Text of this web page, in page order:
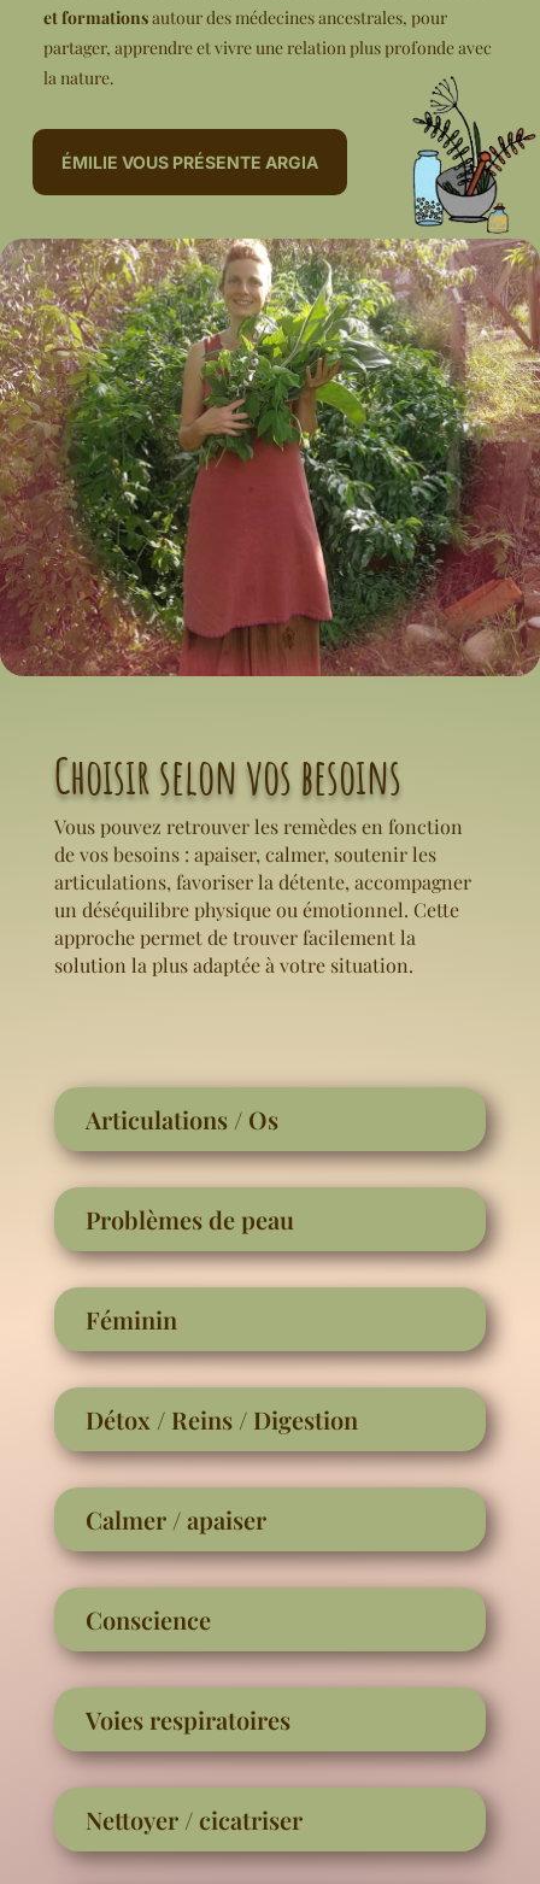
et formationsautour des médecines ancestrales, pour
partager, apprendre et vivre une relation plus profonde avec
la nature.
ÉMILIE VOUS PRÉSENTE ARGIA
Choisir selon vos besoins
Vous pouvez retrouver les remèdes en fonction
de vos besoins : apaiser, calmer, soutenir les
articulations, favoriser la détente, accompagner
un déséquilibre physique ou émotionnel. Cette
approche permet de trouver facilement la
solution la plus adaptée à votre situation.
Articulations / Os
Problèmes de peau
Féminin
Détox / Reins / Digestion
Calmer / apaiser
Conscience
Voies respiratoires
Nettoyer / cicatriser